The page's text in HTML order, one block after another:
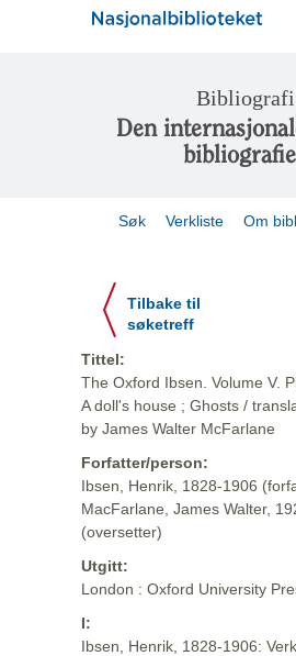
Bibliografi
Den
Søk Verkliste Om
Tilbake til
søketreff
Tittel:
The Oxford Ibsen. Volume V.
A doll's house ; Ghosts /
by James Walter McFarlane
Forfatter/person:
Ibsen, Henrik, 1828-1906
MacFarlane, James Walter,
(oversetter)
Utgitt:
London : Oxford University
I:
Ibsen, Henrik, 1828-1906: